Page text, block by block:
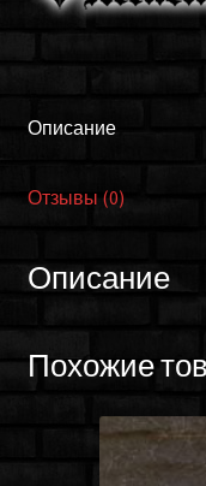
Описание
Отзывы (0)
Описание
Похожие